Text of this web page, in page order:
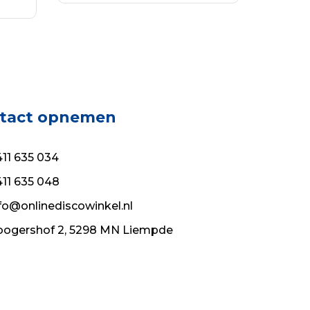
opnemen
635 034
635 048
2, 5298 MN Liempde